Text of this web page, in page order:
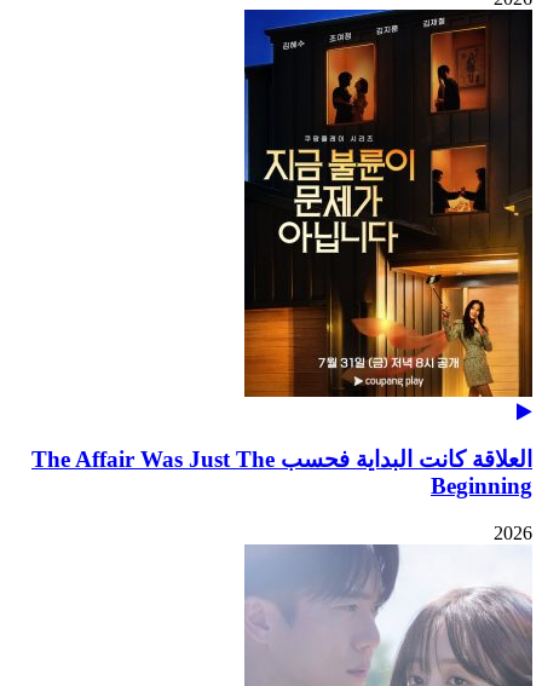
العلاقة كانت البداية فحسب The Affair Was Just The
Beginning
2026